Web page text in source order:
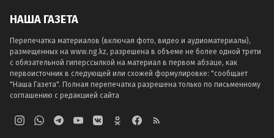
НАША ГАЗЕТА
Перепечатка материалов (включая фото, видео и аудиоматериалы),
размещенных на www.ng.kz, разрешена в объеме не более одной трети
с обязательной гиперссылкой на материал в первом абзаце, как
первоисточник в следующей или схожей формулировке: "сообщает
"Наша Газета". Полная перепечатка разрешена только по письменному
соглашению с редакцией сайта